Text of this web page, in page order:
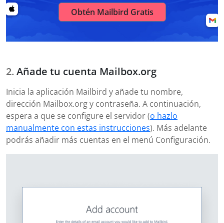
Obtén Mailbird Gratis
Añade tu cuenta Mailbox.org
Inicia la aplicación Mailbird y añade tu nombre,
dirección Mailbox.org y contraseña. A continuación,
espera a que se configure el servidor (o hazlo
manualmente con estas instrucciones). Más adelante
podrás añadir más cuentas en el menú Configuración.